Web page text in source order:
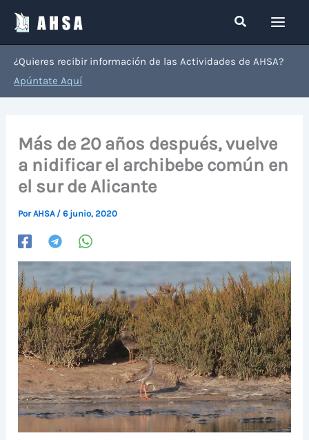
contenido
Buscar
¿Quieres recibir información de las Actividades de AHSA?
Apúntate Aquí
Más de 20 años después, vuelve
a nidificar el archibebe común en
el sur de Alicante
PorAHSA /6 junio, 2020